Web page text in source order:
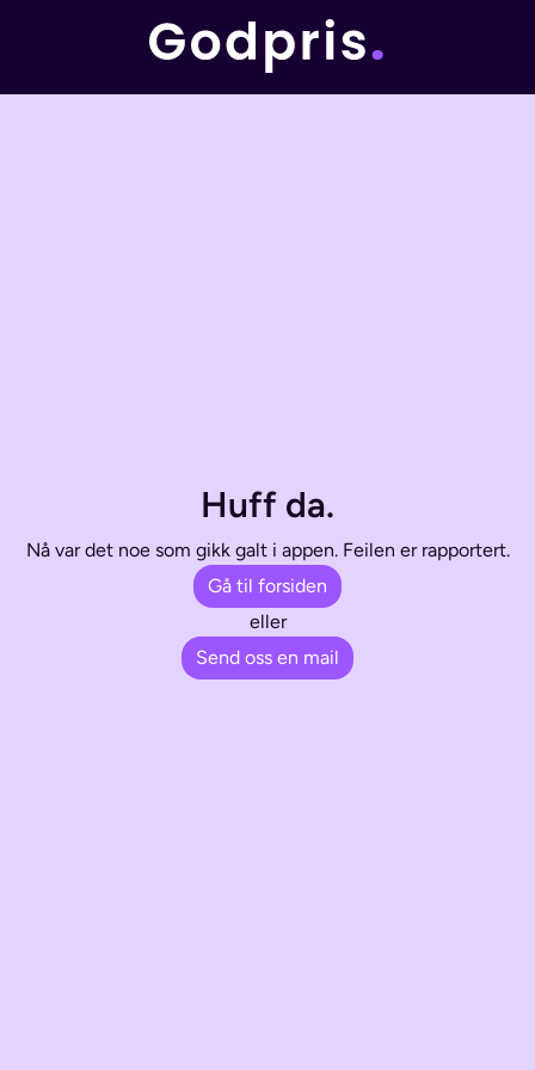
Huff da.
Nå var det noe som gikk galt i appen. Feilen er rapportert.
Gå til forsiden
eller
Send oss en mail